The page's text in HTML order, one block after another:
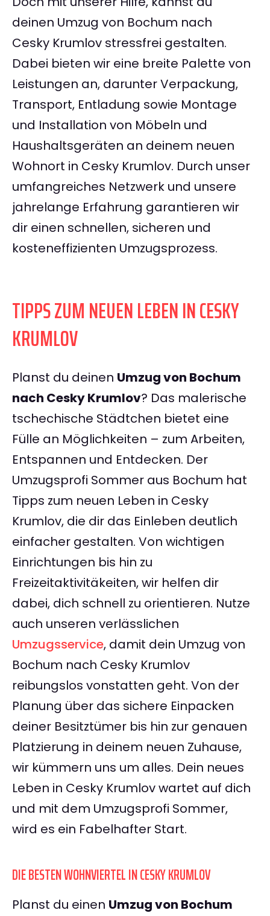
deinen Umzug von Bochum nach
Cesky Krumlov stressfrei gestalten.
Dabei bieten wir eine breite Palette von
Leistungen an, darunter Verpackung,
Transport, Entladung sowie Montage
und Installation von Möbeln und
Haushaltsgeräten an deinem neuen
Wohnort in Cesky Krumlov. Durch unser
umfangreiches Netzwerk und unsere
jahrelange Erfahrung garantieren wir
dir einen schnellen, sicheren und
kosteneffizienten Umzugsprozess.
TIPPS ZUM NEUEN LEBEN IN CESKY
KRUMLOV
Planst du deinen Umzug von Bochum
nach Cesky Krumlov? Das malerische
tschechische Städtchen bietet eine
Fülle an Möglichkeiten – zum Arbeiten,
Entspannen und Entdecken. Der
Umzugsprofi Sommer aus Bochum hat
Tipps zum neuen Leben in Cesky
Krumlov, die dir das Einleben deutlich
einfacher gestalten. Von wichtigen
Einrichtungen bis hin zu
Freizeitaktivitäkeiten, wir helfen dir
dabei, dich schnell zu orientieren. Nutze
auch unseren verlässlichen
Umzugsservice, damit dein Umzug von
Bochum nach Cesky Krumlov
reibungslos vonstatten geht. Von der
Planung über das sichere Einpacken
deiner Besitztümer bis hin zur genauen
Platzierung in deinem neuen Zuhause,
wir kümmern uns um alles. Dein neues
Leben in Cesky Krumlov wartet auf dich
und mit dem Umzugsprofi Sommer,
wird es ein Fabelhafter Start.
DIE BESTEN WOHNVIERTEL IN CESKY KRUMLOV
Planst du einen Umzug von Bochum